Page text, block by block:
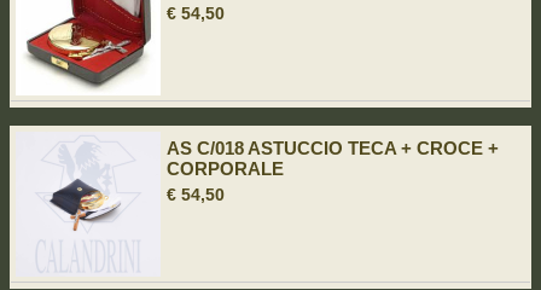
€ 54,50
AS C/018 ASTUCCIO TECA + CROCE +
CORPORALE
€ 54,50